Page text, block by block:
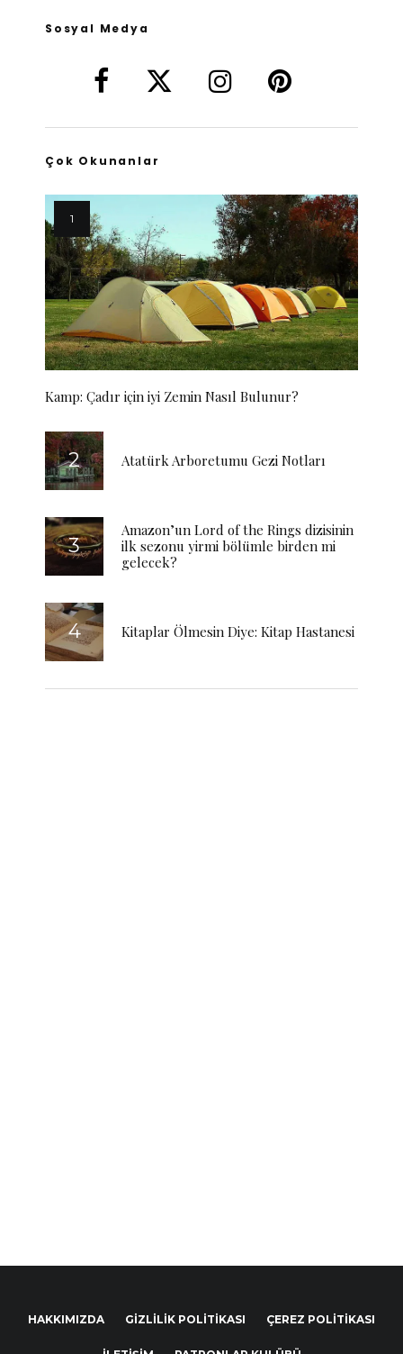
Sosyal Medya
Çok Okunanlar
Kamp: Çadır için iyi Zemin Nasıl Bulunur?
Atatürk Arboretumu Gezi Notları
Amazon’un Lord of the Rings dizisinin
ilk sezonu yirmi bölümle birden mi
gelecek?
Kitaplar Ölmesin Diye: Kitap Hastanesi
HAKKIMIZDA GIZLILIK POLITIKASI ÇEREZ POLITIKASI